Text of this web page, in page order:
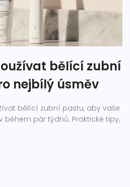
bělící zubní
nejbílý úsměv
bělící zubní pastu, aby vaše
během pár týdnů. Praktické tipy,